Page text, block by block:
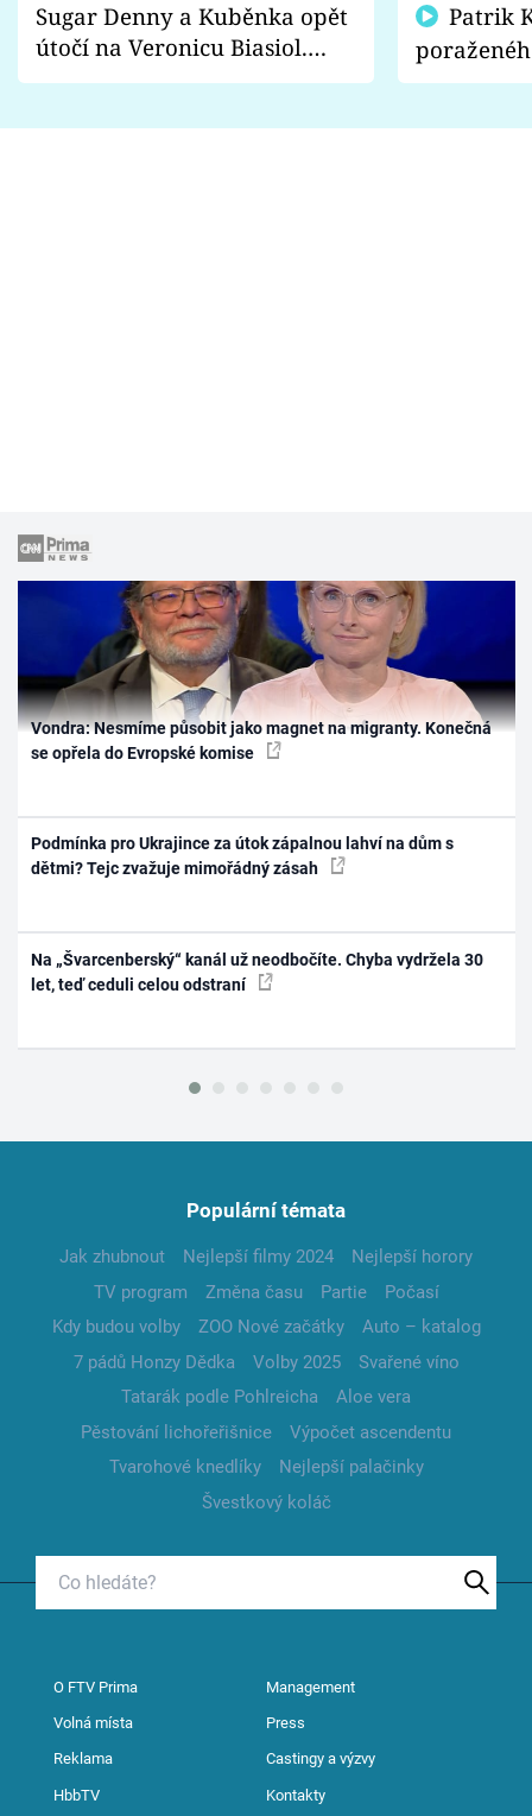
Sugar Denny a Kuběnka opět
útočí na Veronicu Biasiol.
Proč je podle nich falešná a
fanoušci
Vondra: Nesmíme působit jako magnet na migranty. Konečná
se opřela do Evropské komise
Podmínka pro Ukrajince za útok zápalnou lahví na dům s
dětmi? Tejc zvažuje mimořádný zásah
Na „Švarcenberský“ kanál už neodbočíte. Chyba vydržela 30
let, teď ceduli celou odstraní
Populární témata
Jak zhubnout Nejlepší filmy 2024
Nejlepší horory
TV program
Změna času Partie
Počasí
Kdy budou volby
ZOO Nové začátky
Auto – katalog
7 pádů Honzy Dědka
Volby 2025
Svařené víno
Tatarák podle Pohlreicha
Aloe vera
Pěstování lichořeřišnice
Výpočet ascendentu
Tvarohové knedlíky
Nejlepší palačinky
Švestkový koláč
O FTV Prima Management
Volná místa Press
Reklama Castingy a výzvy
HbbTV Kontakty